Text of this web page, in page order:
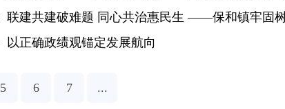
以正确政绩观锚定发展航向
5 6 7 ...